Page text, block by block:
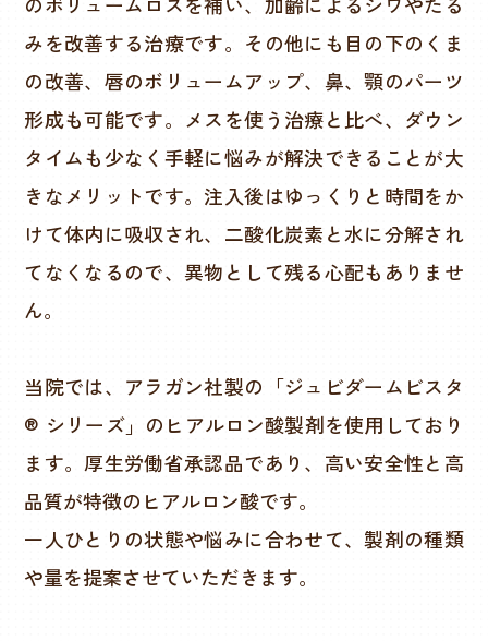
みを改善する治療です。その他にも目の下のくま
の改善、唇のボリュームアップ、鼻、顎のパーツ
形成も可能です。メスを使う治療と比べ、ダウン
タイムも少なく手軽に悩みが解決できることが大
きなメリットです。注入後はゆっくりと時間をか
けて体内に吸収され、二酸化炭素と水に分解され
てなくなるので、異物として残る心配もありませ
ん。
当院では、アラガン社製の「ジュビダームビスタ
® シリーズ」のヒアルロン酸製剤を使用しており
ます。厚生労働省承認品であり、高い安全性と高
品質が特徴のヒアルロン酸です。
一人ひとりの状態や悩みに合わせて、製剤の種類
や量を提案させていただきます。